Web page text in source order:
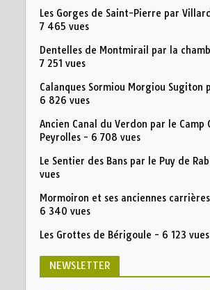
Les Gorges de Saint-Pierre par
7 465 vues
Dentelles de Montmirail par la
7 251 vues
Calanques Sormiou Morgiou Sugiton
6 826 vues
Ancien Canal du Verdon par le Camp
Peyrolles- 6 708 vues
Le Sentier des Bans par le Puy de
vues
Mormoiron et ses anciennes
6 340 vues
Les Grottes de Bérigoule - 6 123 vues
NEWSLETTER